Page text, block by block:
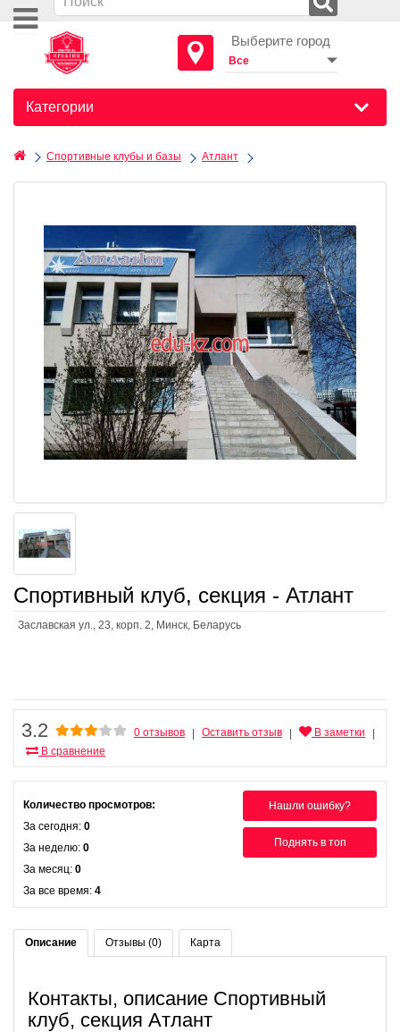
Выберите город
Категории
Спортивные клубы и базы Атлант
Спортивный клуб, секция - Атлант
Заславская ул., 23, корп. 2, Минск, Беларусь
3.2 0 отзывов Оставить отзыв В заметки
В сравнение
Нашли ошибку?
Поднять в топ
Количество просмотров:
За сегодня: 0
За неделю: 0
За месяц: 0
За все время: 4
Описание Отзывы (0) Карта
Контакты, описание Спортивный
клуб, секция Атлант